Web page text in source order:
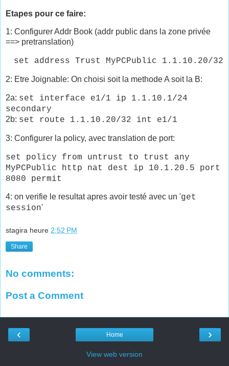
Etapes pour ce faire:
1: Configurer Addr Book (addr public dans la zone privée
==> pretranslation)
set address Trust MyPCPublic 1.1.10.20/32
2: Etre Joignable: On choisi soit la methode A soit la B:
2a: set interface e1/1 ip 1.1.10.1/24
secondary
2b: set route 1.1.10.20/32 int e1/1
3: Configurer la policy, avec translation de port:
set policy from untrust to trust any
MyPCPublic http nat dest ip 10.1.20.5 port
8080 permit
4: on verifie le resultat apres avoir testé avec un 'get
session'
stagira heure 2:52 PM
Share
No comments:
Post a Comment
‹ ›
Home
View web version